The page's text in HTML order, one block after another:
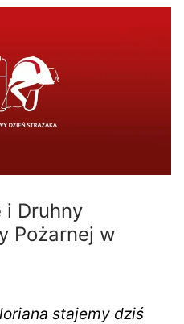
i Druhny
Pożarnej w
stajemy dziś